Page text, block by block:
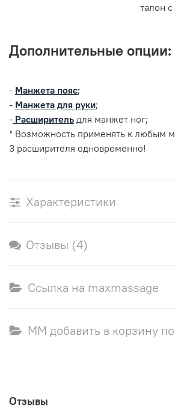
талон
Дополнительные опции:
- Манжета пояс;
- Манжета для руки;
- Расширитель для манжет ног;
* Возможность применять к любым
3 расширителя одновременно!
Характеристики
Отзывы (4)
Ссылка на maxmassage
ММ добавить в корзину
Отзывы